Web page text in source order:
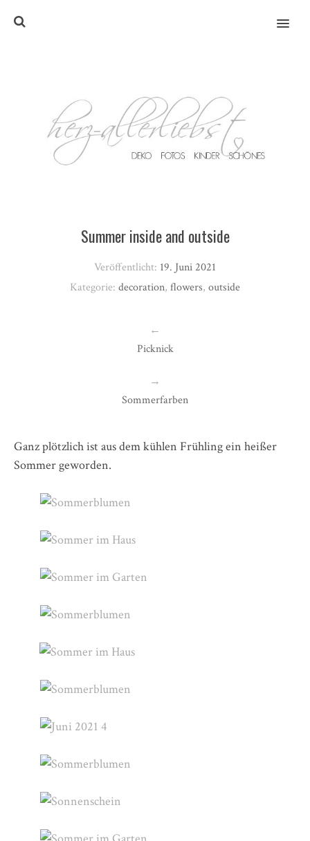
MENU
Ganz plötzlich ist aus dem kühlen Frühling ein heißer
Sommer geworden.
Summer inside and outside
Veröffentlicht: 19. Juni 2021
Kategorie: decoration, flowers, outside
←
Picknick
→
Sommerfarben